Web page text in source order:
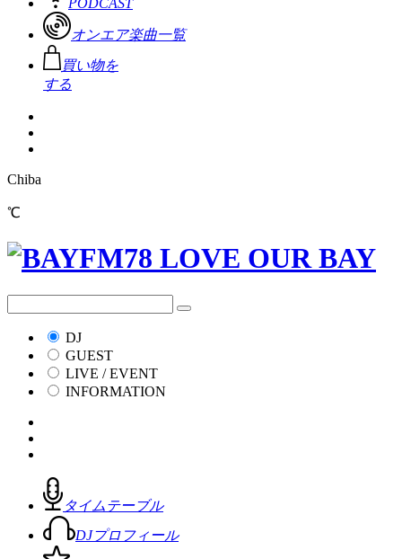
オンエア楽曲一覧
買い物を
する
Chiba
℃
DJ
GUEST
LIVE / EVENT
INFORMATION
タイムテーブル
DJプロフィール